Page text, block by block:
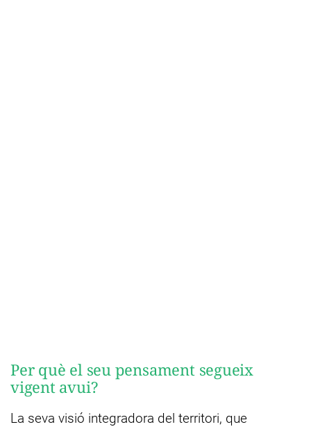
Per què el seu pensament segueix
vigent avui?
La seva visió integradora del territori, que